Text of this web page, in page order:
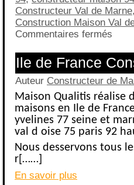
Constructeur Val de Marne,
Construction Maison Val
Commentaires fermés
Ile de France
Auteur Constructeur de
Maison Qualitis réalise
maisons en Ile de
yvelines 77 seine et
val d oise 75 paris 92
Nous desservons tous
r[……]
En savoir plus